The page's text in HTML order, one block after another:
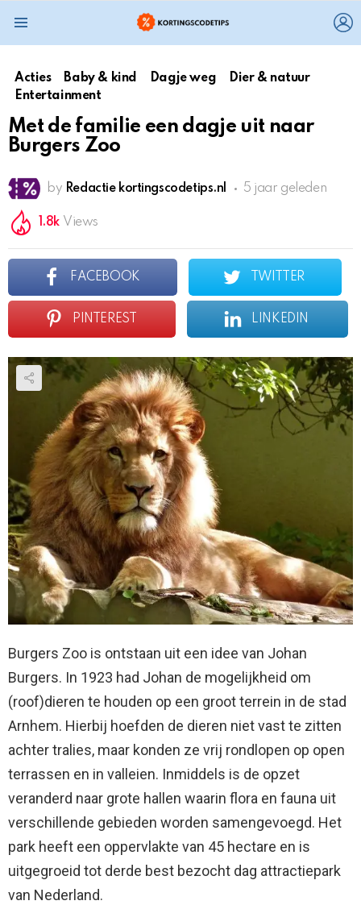
Acties Baby & kind Dagje weg
Dier & natuur
Entertainment
Met de familie een dagje uit naar
Burgers Zoo
by Redactie kortingscodetips.nl 5 jaar geleden
1.8k Views
FACEBOOK TWITTER
PINTEREST LINKEDIN
Burgers Zoo is ontstaan uit een idee van Johan
Burgers. In 1923 had Johan de mogelijkheid om
(roof)dieren te houden op een groot terrein in de stad
Arnhem. Hierbij hoefden de dieren niet vast te zitten
achter tralies, maar konden ze vrij rondlopen op open
terrassen en in valleien. Inmiddels is de opzet
veranderd naar grote hallen waarin flora en fauna uit
verschillende gebieden worden samengevoegd. Het
park heeft een oppervlakte van 45 hectare en is
uitgegroeid tot derde best bezocht dag attractiepark
van Nederland.